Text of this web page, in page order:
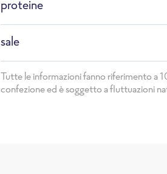
proteine
sale
Tutte le informazioni fanno riferimento a
confezione ed è soggetto a fluttuazioni